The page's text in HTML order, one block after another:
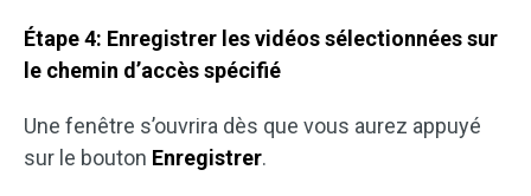
Étape 4: Enregistrer les vidéos sélectionnées sur
le chemin d’accès spécifié
Une fenêtre s’ouvrira dès que vous aurez appuyé
sur le bouton Enregistrer.